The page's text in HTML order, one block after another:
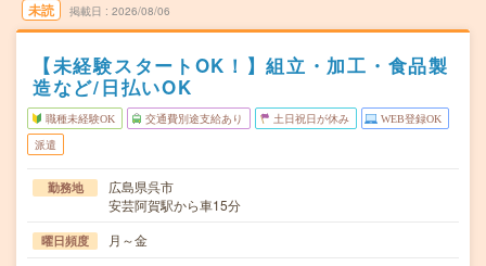
未読 掲載日 2026/08/06
【未経験スタートOK！】組立・加工・食品製
造など/日払いOK
職種未経験OK 交通費別途支給あり 土日祝日が休み WEB登録OK
派遣
勤務地
広島県呉市
安芸阿賀駅から車15分
曜日頻度 月～金